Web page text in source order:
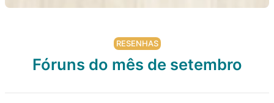
RESENHAS
Fóruns do mês de setembro